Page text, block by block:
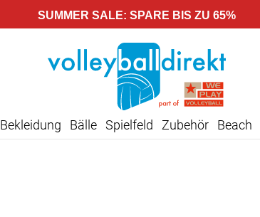
SUMMER SALE: SPARE BIS ZU 65%
Bekleidung Bälle Spielfeld Zubehör Beach